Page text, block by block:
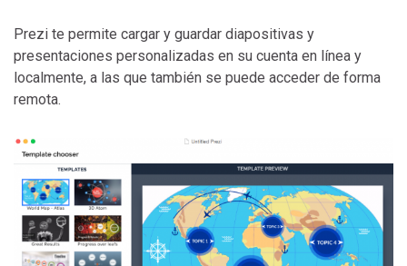
Prezi te permite cargar y guardar diapositivas y
presentaciones personalizadas en su cuenta en línea y
localmente, a las que también se puede acceder de forma
remota.